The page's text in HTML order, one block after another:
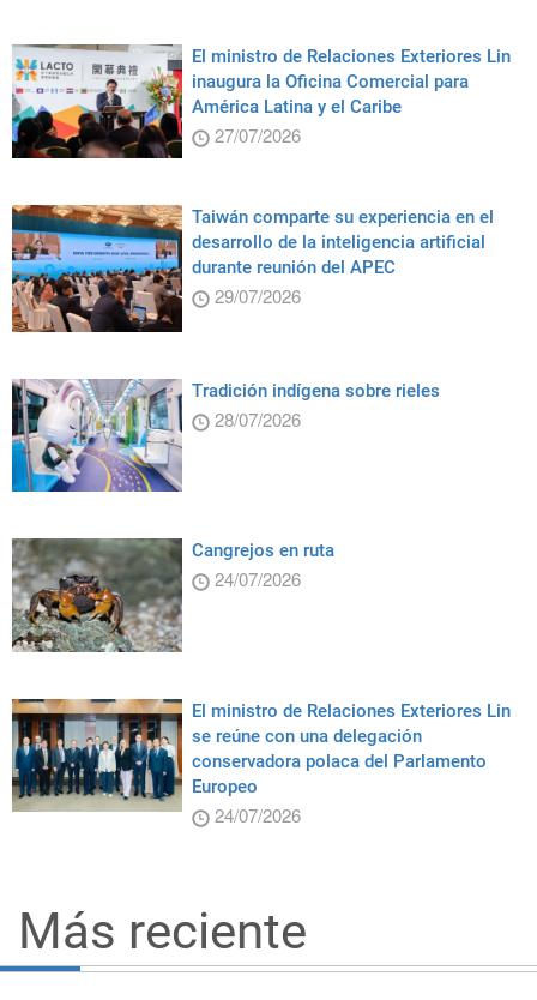
El ministro de Relaciones Exteriores Lin
inaugura la Oficina Comercial para
América Latina y el Caribe
27/07/2026
Taiwán comparte su experiencia en el
desarrollo de la inteligencia artificial
durante reunión del APEC
29/07/2026
Tradición indígena sobre rieles
28/07/2026
Cangrejos en ruta
24/07/2026
El ministro de Relaciones Exteriores Lin
se reúne con una delegación
conservadora polaca del Parlamento
Europeo
24/07/2026
Más reciente